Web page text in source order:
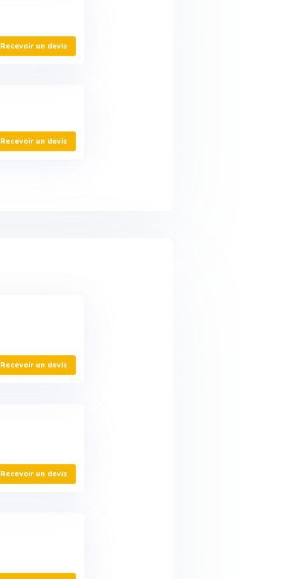
Recevoir un devis
Recevoir un devis
Recevoir un devis
Recevoir un devis